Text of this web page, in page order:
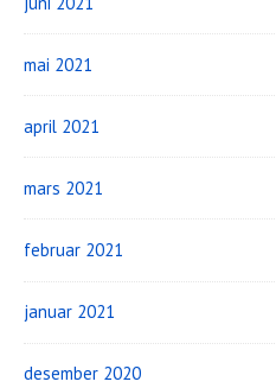
mai 2021
april 2021
mars 2021
februar 2021
januar 2021
desember 2020